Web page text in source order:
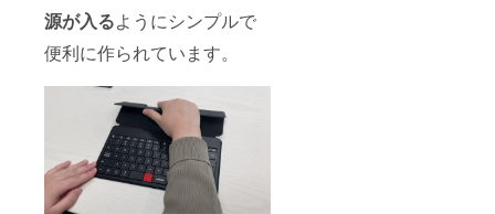
源が入るようにシンプルで
便利に作られています。